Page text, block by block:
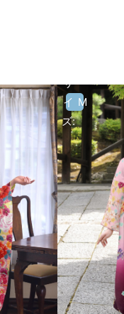
サ
イ
ズ:
M